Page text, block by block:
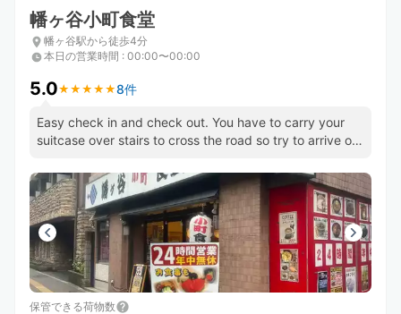
幡ヶ谷小町食堂
幡ヶ谷駅から徒歩4分
本日の営業時間 : 00:00〜00:00
5.0★ ★ ★ ★ ★
★ ★ ★ ★ ★8件
Easy check in and check out. You have to carry your
suitcase over stairs to cross the road so try to arrive on
保管できる荷物数